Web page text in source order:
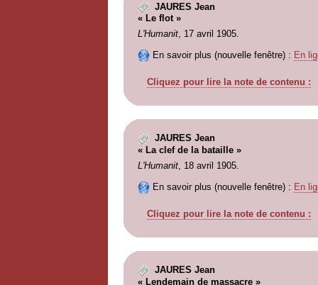
JAURES Jean
« Le flot »
L'Humanit, 17 avril 1905.
En savoir plus (nouvelle fenêtre) : En
Cliquez pour lire la note de contenu :
JAURES Jean
« La clef de la bataille »
L'Humanit, 18 avril 1905.
En savoir plus (nouvelle fenêtre) : En
Cliquez pour lire la note de contenu :
JAURES Jean
« Lendemain de massacre »